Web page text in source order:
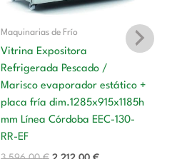
Maquinarias de Frío
Vitrina Expositora
Refrigerada Pescado /
Marisco evaporador estático +
placa fría dim.1285x915x1185h
mm Línea Córdoba EEC-130-
RR-EF